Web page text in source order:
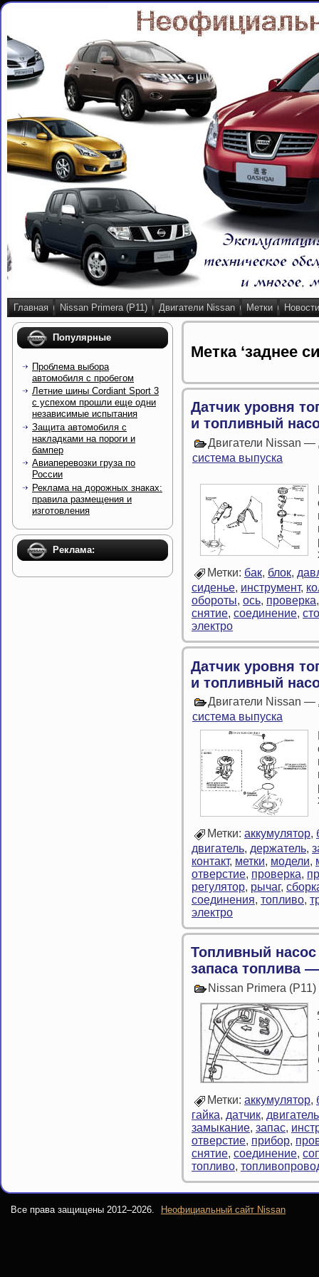
Главная Nissan Primera (P11) Двигатели Nissan Метки Новости
Популярные
Проблема выбора
автомобиля с пробегом
Летние шины Cordiant Sport 3
с успехом прошли еще одни
независимые испытания
Защита автомобиля с
накладками на пороги и
бампер
Авиаперевозки груза по
России
Реклама на дорожных знаках:
правила размещения и
изготовления
Реклама:
Метка ‘заднее
Датчик уровня
и топливный
Двигатели Nissan —
система выпуска
Метки: бак, блок,
сиденье, инструмент,
обороты, ось, проверка
снятие, соединение,
электро
Датчик уровня
и топливный
Двигатели Nissan —
система выпуска
Метки: аккумулятор,
двигатель, держатель,
контакт, метки, модели,
отверстие, проверка,
регулятор, рычаг,
соединения, топливо,
электро
Топливный насос
запаса топлива
Nissan Primera
Метки: аккумулятор,
гайка, датчик, двигатель
замыкание, запас,
отверстие, прибор,
снятие, соединение,
топливо,
Все права защищены 2012–2026. Неофициальный сайт Nissan